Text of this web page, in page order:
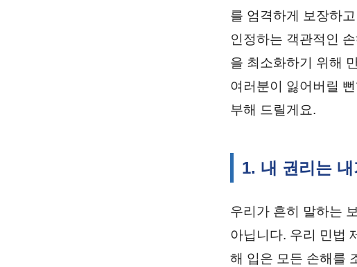
를 엄격하게 보장하
인정하는 객관적인
을 최소화하기 위해
여러분이 잃어버릴
부해 드릴게요.
1. 내 권리는
우리가 흔히 말하는
아닙니다. 우리 민법
해 입은 모든 손해를